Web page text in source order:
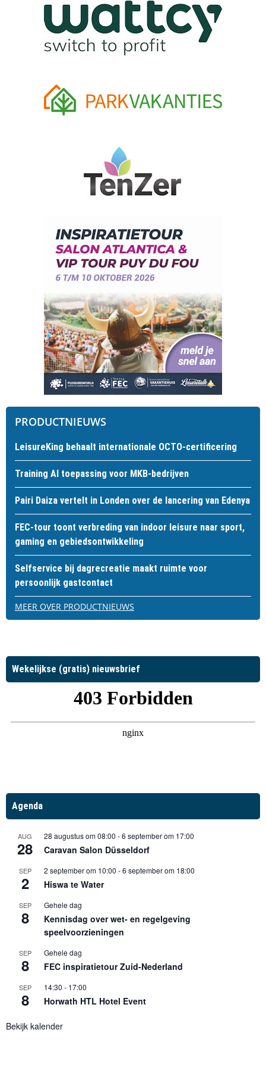
PRODUCTNIEUWS
LeisureKing behaalt internationale OCTO-certificering
Training AI toepassing voor MKB-bedrijven
Pairi Daiza vertelt in Londen over de lancering van Edenya
FEC-tour toont verbreding van indoor leisure naar sport,
gaming en gebiedsontwikkeling
Selfservice bij dagrecreatie maakt ruimte voor
persoonlijk gastcontact
MEER OVER PRODUCTNIEUWS
Wekelijkse (gratis) nieuwsbrief
Agenda
AUG
28
28 augustus om 08:00 -6 september om 17:00
Caravan Salon Düsseldorf
SEP
2
2 september om 10:00 -6 september om 18:00
Hiswa te Water
SEP
8
Gehele dag
Kennisdag over wet- en regelgeving
speelvoorzieningen
SEP
8
Gehele dag
FEC inspiratietour Zuid-Nederland
SEP
8
14:30 - 17:00
Horwath HTL Hotel Event
Bekijk kalender